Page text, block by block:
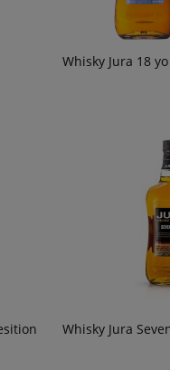
o
Whisky Jura 18
Whisky Jura